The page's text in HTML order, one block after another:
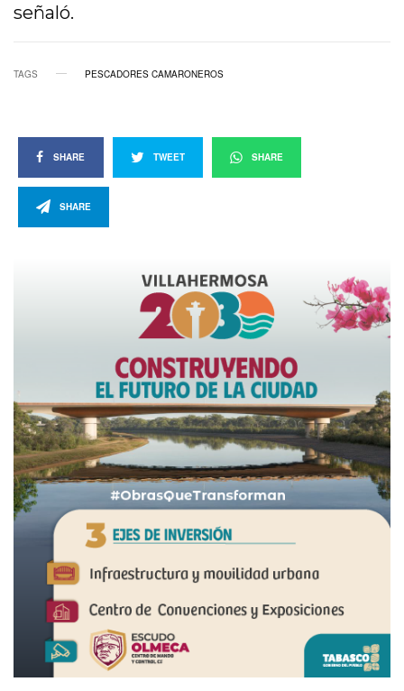
señaló.
TAGS PESCADORES CAMARONEROS
SHARE TWEET SHARE
SHARE